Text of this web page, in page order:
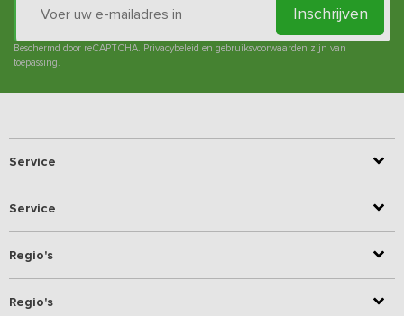
Inschrijven
Beschermd door reCAPTCHA. Privacybeleid en gebruiksvoorwaarden zijn van
toepassing.
Service
Service
Regio's
Regio's